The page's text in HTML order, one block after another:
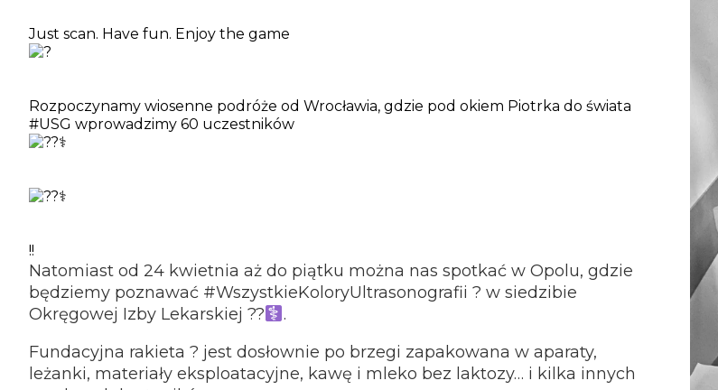
Just scan. Have fun. Enjoy the game
Rozpoczynamy wiosenne podróże od Wrocławia, gdzie pod okiem Piotrka do świata
#USG wprowadzimy 60 uczestników
!!
Natomiast od 24 kwietnia aż do piątku można nas spotkać w Opolu, gdzie
będziemy poznawać #WszystkieKoloryUltrasonografii ? w siedzibie
Okręgowej Izby Lekarskiej ??‍
.
Fundacyjna rakieta ? jest dosłownie po brzegi zapakowana w aparaty,
leżanki, materiały eksploatacyjne, kawę i mleko bez laktozy… i kilka innych